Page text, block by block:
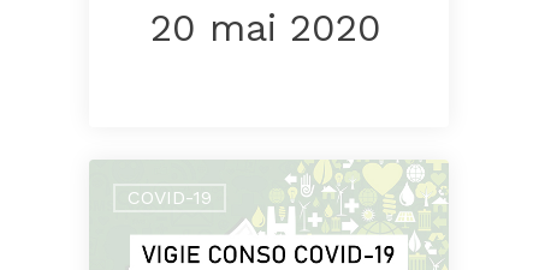
20 mai 2020
COVID-19